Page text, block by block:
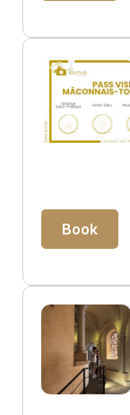
Book